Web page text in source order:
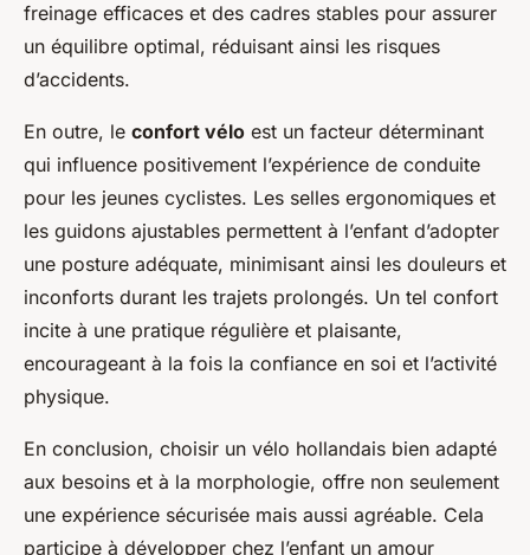
freinage efficaces et des cadres stables pour assurer
un équilibre optimal, réduisant ainsi les risques
d’accidents.
En outre, le confort vélo est un facteur déterminant
qui influence positivement l’expérience de conduite
pour les jeunes cyclistes. Les selles ergonomiques et
les guidons ajustables permettent à l’enfant d’adopter
une posture adéquate, minimisant ainsi les douleurs et
inconforts durant les trajets prolongés. Un tel confort
incite à une pratique régulière et plaisante,
encourageant à la fois la confiance en soi et l’activité
physique.
En conclusion, choisir un vélo hollandais bien adapté
aux besoins et à la morphologie, offre non seulement
une expérience sécurisée mais aussi agréable. Cela
participe à développer chez l’enfant un amour